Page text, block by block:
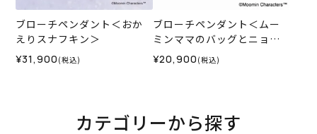
ブローチペンダント＜おか
えりスナフキン＞
¥31,900 (税込)
ブローチペンダント＜ムー
ミンママのバッグとニョロ
ニョロ＞
¥20,900 (税込)
カテゴリーから探す